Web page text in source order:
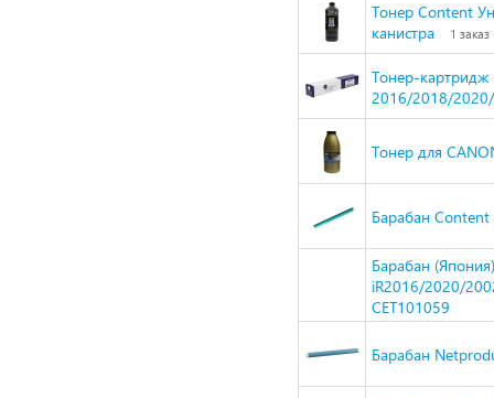
Тонер Content
канистра
1 заказ
Тонер-картридж
2016/2018/
Тонер для
Барабан
Барабан
iR2016/2020/
CET101059
Барабан